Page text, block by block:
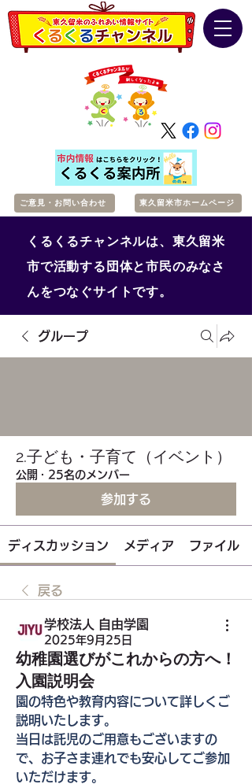
ご意見・お問い合わせ 東久留米市ホームページ
くるくるチャンネルは、東久留米
市で活動する団体と市民のみなさ
んをつなぐサイトです。
グループ
2.子ども・子育て（イベント）
公開 · 25名のメンバー
参加する
ディスカッション メディア ファイル
戻る
学校法人 自由学園
2025年9月25日
幼稚園選びがこれからの方へ！
入園説明会
園の特色や教育内容について詳しくご
説明いたします。
当日は託児のご用意もございますの
で、お子さま連れでも安心してご参加
いただけます。